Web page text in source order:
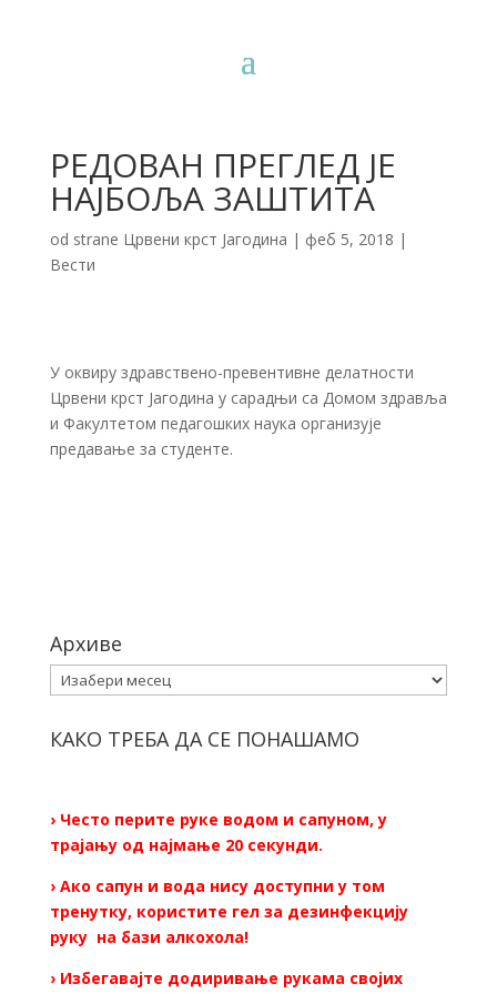
РЕДОВАН ПРЕГЛЕД ЈЕ
НАЈБОЉА ЗАШТИТА
od strane Црвени крст Јагодина | феб 5, 2018 |
Вести
У оквиру здравствено-превентивне делатности
Црвени крст Јагодина у сарадњи са Домом здравља
и Факултетом педагошких наука организује
предавање за студенте.
Архиве
Архиве
КАКО ТРЕБА ДА СЕ ПОНАШАМО
› Често перите руке водом и сапуном, у
трајању од најмање 20 секунди.
› Ако сапун и вода нису доступни у том
тренутку, користите гел за дезинфекцију
руку на бази алкохола!
› Избегавајте додиривање рукама својих